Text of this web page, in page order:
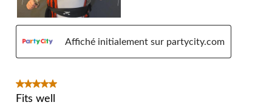
Affiché initialement sur partycity.com
5 étoile(s) sur 5.
Fits well